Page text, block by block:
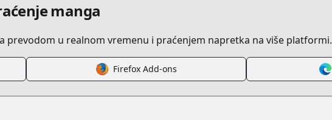
www.cdjapan.co.jp/product/NEOBK-1599854
manga
prevodom u realnom vremenu i praćenjem napretka na više platformi.
Firefox Add-ons